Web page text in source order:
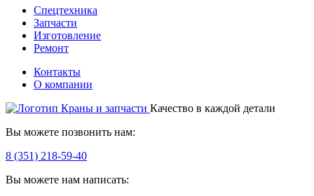
Спецтехника
Запчасти
Изготовление
Ремонт
Контакты
О компании
Качество в каждой детали
Вы можете позвонить нам:
8 (351) 218-59-40
Вы можете нам написать: